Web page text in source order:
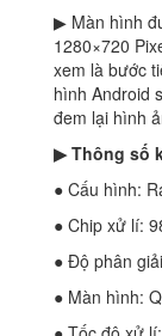
▶ Màn hình
1280×720
xem là bước
hình Android
đem lại hình
▶ Thông số
● Cấu hình:
● Chip xử lí:
● Độ phân
● Màn hình: